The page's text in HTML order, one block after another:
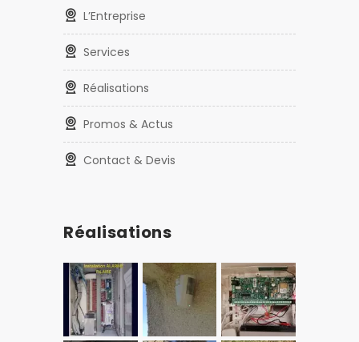
L’Entreprise
Services
Réalisations
Promos & Actus
Contact & Devis
Réalisations